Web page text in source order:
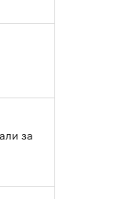
за